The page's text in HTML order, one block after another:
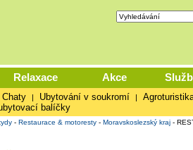
Relaxace Akce
Chaty | Ubytování v soukromí |
balíčky
- Restaurace & motoresty- Moravskoslezský kraj-